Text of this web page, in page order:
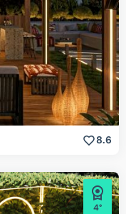
8.6
4°